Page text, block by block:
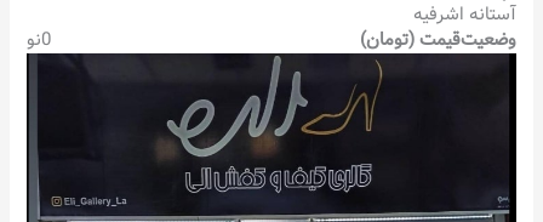
آستانه اشرفیه
وضعیت
نو قیمت (تومان) 0